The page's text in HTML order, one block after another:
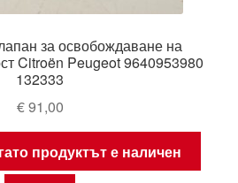
за освобождаване на
Citroën Peugeot 9640953980
132333
€91,00
продуктът е наличен